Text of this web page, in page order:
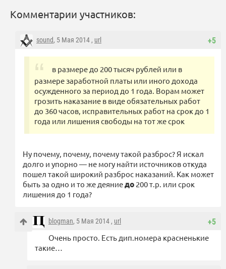
Комментарии участников:
+5
sound, 5 Мая 2014 , url
в размере до 200 тысяч рублей или в
размере заработной платы или иного дохода
осужденного за период до 1 года. Ворам может
грозить наказание в виде обязательных работ
до 360 часов, исправительных работ на срок до 1
года или лишения свободы на тот же срок
Ну почему, почему, почему такой разброс? Я искал
долго и упорно — не могу найти источников откуда
пошел такой широкий разброс наказаний. Как может
быть за одно и то же деяниедо 200 т.р. или срок
лишения до 1 года?
+5
blogman, 5 Мая 2014 , url
Очень просто. Есть дип.номера красненькие
такие…